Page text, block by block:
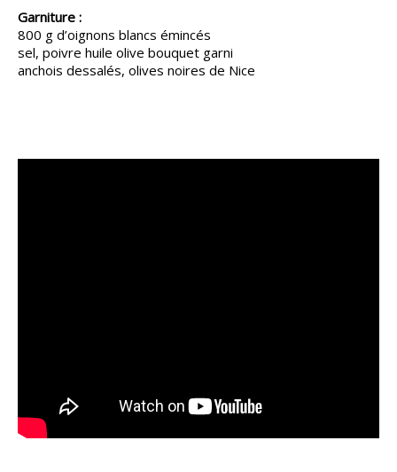
Garniture :
800 g d’oignons blancs émincés
sel, poivre huile olive bouquet garni
anchois dessalés, olives noires de Nice